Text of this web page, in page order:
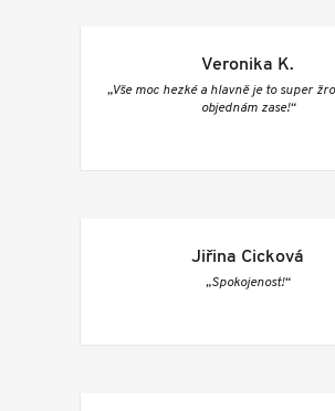
Veronika K.
„Vše moc hezké a hlavně je to super
objednám zase!“
Jiřina Cicková
„Spokojenost!“